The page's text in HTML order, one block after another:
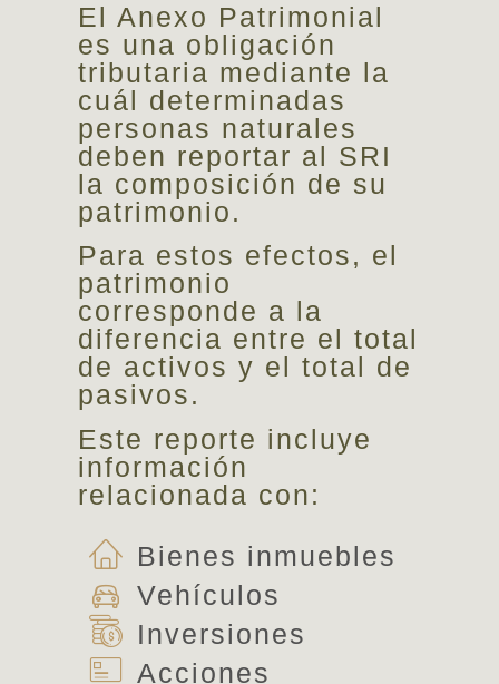
El Anexo Patrimonial
es una obligación
tributaria mediante la
cuál determinadas
personas naturales
deben reportar al SRI
la composición de su
patrimonio.
Para estos efectos, el
patrimonio
corresponde a la
diferencia entre el total
de activos y el total de
pasivos.
Este reporte incluye
información
relacionada con:
Bienes inmuebles
Vehículos
Inversiones
Acciones